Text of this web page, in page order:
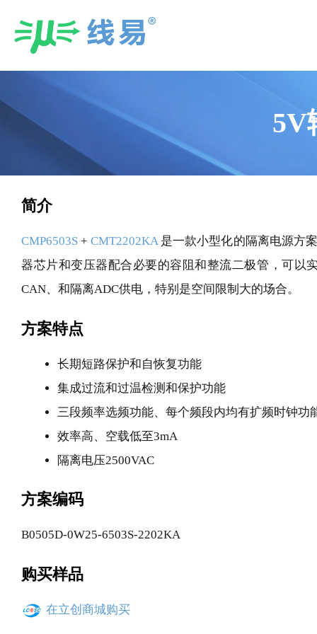
5V
简介
CMP6503S +CMT2202KA是一款小型化的隔离电源方
器芯片和变压器配合必要的容阻和整流二极管，可以
CAN、和隔离ADC供电，特别是空间限制大的场合。
方案特点
长期短路保护和自恢复功能
集成过流和过温检测和保护功能
三段频率选频功能、每个频段内均有扩频时钟功
效率高、空载低至3mA
隔离电压2500VAC
方案编码
B0505D-0W25-6503S-2202KA
购买样品
在立创商城购买